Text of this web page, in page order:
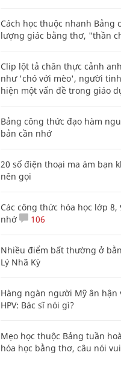
Cách học thuộc nhanh Bảng
lượng giác bằng thơ, "thần
Clip lột tả chân thực cảnh
như 'chó với mèo', người
hiện một vấn đề trong giáo
Bảng công thức đạo hàm
bản cần nhớ
20 số điện thoại ma ám bạn
nên gọi
Các công thức hóa học lớp 8,
nhớ
106
Nhiều điểm bất thường ở
Lý Nhã Kỳ
Hàng ngàn người Mỹ ân hận
HPV: Bác sĩ nói gì?
Mẹo học thuộc Bảng tuần
hóa học bằng thơ, câu nói